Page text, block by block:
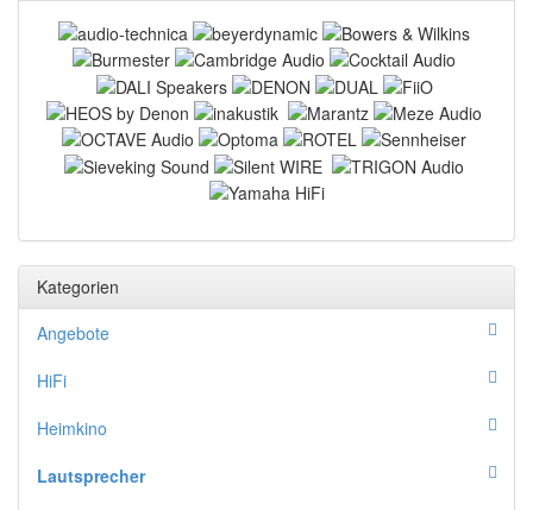
Kategorien
Angebote
HiFi
Heimkino
Lautsprecher